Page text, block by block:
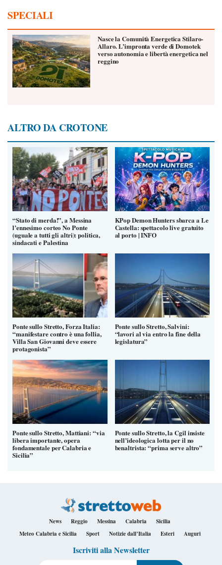
SPECIALI
Nasce la Comunità Energetica Stilaro-
Allaro. L’impronta verde di Domotek
verso autonomia e libertà energetica nel
reggino
ALTRO DA CROTONE
“Stato di merda!”, a Messina
l’ennesimo corteo No Ponte
(uguale a tutti gli altri): politica,
sindacati e Palestina
KPop Demon Hunters sbarca a Le
Castella: spettacolo live gratuito
al porto | INFO
Ponte sullo Stretto, Forza Italia:
“manifestare contro è una follia,
Villa San Giovanni deve essere
protagonista”
Ponte sullo Stretto, Salvini:
“lavori al via entro la fine della
legislatura”
Ponte sullo Stretto, Mattiani: “via
libera importante, opera
fondamentale per Calabria e
Sicilia”
Ponte sullo Stretto, la Cgil insiste
nell’ideologica lotta per il no
benaltrista: “prima serve altro”
News Reggio Messina Calabria
Sicilia
Meteo Calabria e Sicilia
Sport Notizie dall’Italia Esteri Auguri
Iscriviti alla Newsletter